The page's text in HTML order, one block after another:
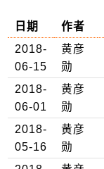
日期 作者
2018-
06-15
黄彦
勋
2018-
06-01
黄彦
勋
2018-
05-16
黄彦
勋